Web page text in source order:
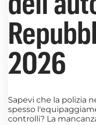
2026
Sapevi che la polizia
spesso
controlli? La